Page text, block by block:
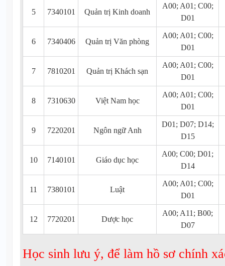
5 7340101 Quản trị Kinh doanh
A00; A01; C00;
D01
6 7340406 Quản trị Văn phòng
A00; A01; C00;
D01
7 7810201 Quản trị Khách sạn
A00; A01; C00;
D01
8 7310630 Việt Nam học
A00; A01; C00;
D01
9 7220201 Ngôn ngữ Anh
D01; D07; D14;
D15
10 7140101 Giáo dục học
A00; C00; D01;
D14
11 7380101 Luật
A00; A01; C00;
D01
12 7720201 Dược học
A00; A11; B00;
D07
Học sinh lưu ý, để làm hồ sơ chính